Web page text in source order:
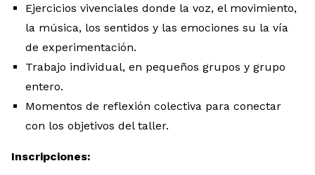
Ejercicios vivenciales donde la voz, el movimiento,
la música, los sentidos y las emociones su la vía
de experimentación.
Trabajo individual, en pequeños grupos y grupo
entero.
Momentos de reflexión colectiva para conectar
con los objetivos del taller.
Inscripciones: